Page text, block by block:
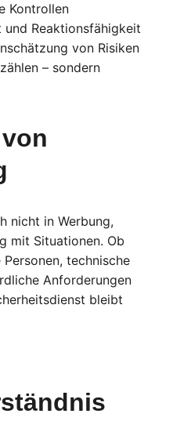
Kontrollen
und Reaktionsfähigkeit
von Risiken
– sondern
nicht in Werbung,
mit Situationen. Ob
technische
Anforderungen
bleibt